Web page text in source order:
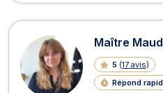
Maître Maud
5 (17 avis)
Répond